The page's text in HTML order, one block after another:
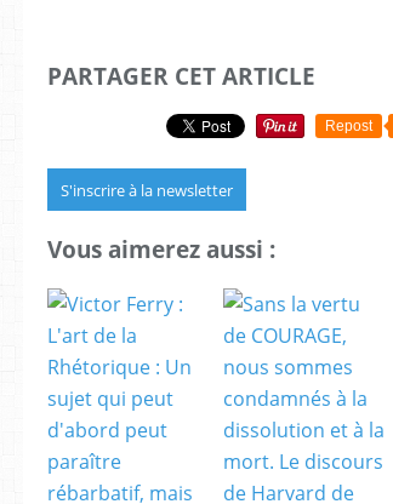
PARTAGER CET ARTICLE
Repost
S'inscrire à la newsletter
Vous aimerez aussi :